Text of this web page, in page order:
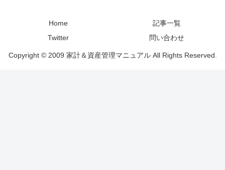
Home
記事一覧
Twitter
問い合わせ
Copyright © 2009 家計＆資産管理マニュアル All Rights Reserved.